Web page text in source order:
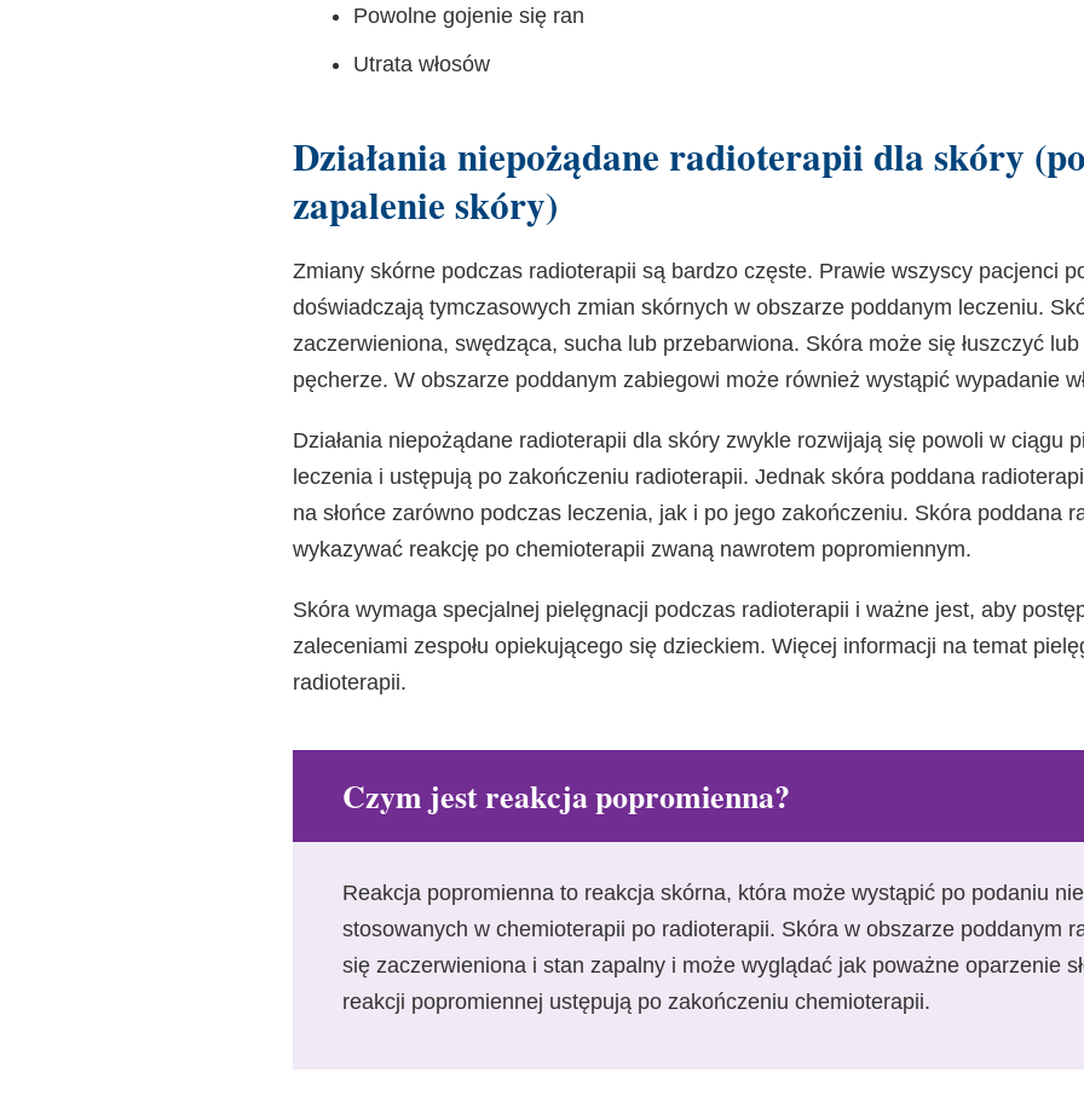
Powolne gojenie się ran
Utrata włosów
Działania niepożądane radioterapii dla skóry
zapalenie skóry)
Zmiany skórne podczas radioterapii są bardzo częste. Prawie wszyscy pacjenci
doświadczają tymczasowych zmian skórnych w obszarze poddanym leczeniu.
zaczerwieniona, swędząca, sucha lub przebarwiona. Skóra może się łuszczyć
pęcherze. W obszarze poddanym zabiegowi może również wystąpić wypadanie
Działania niepożądane radioterapii dla skóry zwykle rozwijają się powoli w ciągu
leczenia i ustępują po zakończeniu radioterapii. Jednak skóra poddana
na słońce zarówno podczas leczenia, jak i po jego zakończeniu. Skóra poddana
wykazywać reakcję po chemioterapii zwaną nawrotem popromiennym.
Skóra wymaga specjalnej pielęgnacji podczas radioterapii i ważne jest, aby
zaleceniami zespołu opiekującego się dzieckiem. Więcej informacji na temat
radioterapii.
Czym jest reakcja popromienna?
Reakcja popromienna to reakcja skórna, która może wystąpić po podaniu
stosowanych w chemioterapii po radioterapii. Skóra w obszarze poddanym
się zaczerwieniona i stan zapalny i może wyglądać jak poważne oparzenie
reakcji popromiennej ustępują po zakończeniu chemioterapii.